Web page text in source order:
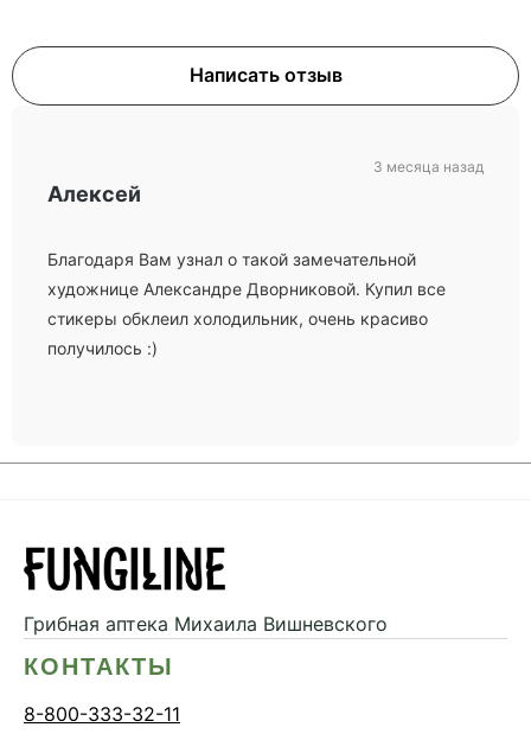
Написать отзыв
Алексей
Благодаря Вам узнал о такой замечательной
художнице Александре Дворниковой. Купил все
стикеры обклеил холодильник, очень красиво
получилось :)
3 месяца назад
Грибная аптека Михаила Вишневского
КОНТАКТЫ
8-800-333-32-11